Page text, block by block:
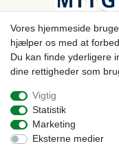
Betaling
Vores hjemmeside
hjælper os med at
Du kan finde yderligere
dine rettigheder som
Vigtig
Statistik
Marketing
Eksterne medier